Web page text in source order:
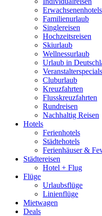
Erwachsenenhotels
Familienurlaub
Singlereisen
Hochzeitsreisen
Skiurlaub
Wellnessurlaub
Urlaub in
Veranstalterspecials
Cluburlaub
Kreuzfahrten
Flusskreuzfahrten
Rundreisen
Nachhaltig Reisen
Hotels
Ferienhotels
Städtehotels
Ferienhäuser &
Städtereisen
Hotel + Flug
Flüge
Urlaubsflüge
Linienflüge
Mietwagen
Deals